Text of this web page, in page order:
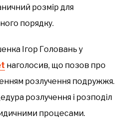
розмір для
порядку.
Ігор Головань у
наголосив, що позов про
розлучення подружжя.
розлучення і розподіл
процесами.